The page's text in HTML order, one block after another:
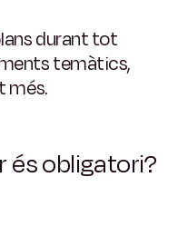
durant tot
temàtics,
més.
és obligatori?